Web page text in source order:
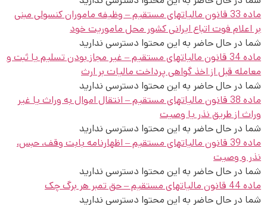
ماده 33 قانون مالیاتهای مستقیم – وظیفه ماموران کنسولی مبنی
بر اعلام فوت اتباع ایرانی کشور محل ماموریت خود
شما در حال حاضر به این محتوا دسترسی ندارید
ماده 34 قانون مالیاتهای مستقیم – غیر مجاز بودن تسلیم یا ثبت و
معامله قبل از اخذ گواهی پرداخت مالیات بر ارث
شما در حال حاضر به این محتوا دسترسی ندارید
ماده 38 قانون مالیاتهای مستقیم – انتقال اموال به وراث یا غیر
وراث از طریق نذر یا وصیت
شما در حال حاضر به این محتوا دسترسی ندارید
ماده 39 قانون مالیاتهای مستقیم – اظهارنامه بابت وقف، حبس،
نذر و وصیت
شما در حال حاضر به این محتوا دسترسی ندارید
ماده 44 قانون مالیاتهای مستقیم – حق تمبر هر برگ چک
شما در حال حاضر به این محتوا دسترسی ندارید